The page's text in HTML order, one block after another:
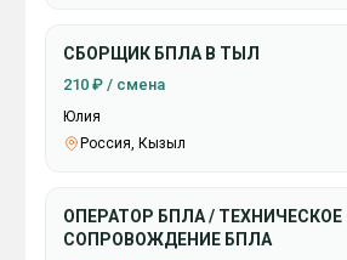
СБОРЩИК БПЛА В ТЫЛ
210 ₽ / смена
Юлия
Россия, Кызыл
ОПЕРАТОР БПЛА / ТЕХНИЧЕСКОЕ
СОПРОВОЖДЕНИЕ БПЛА